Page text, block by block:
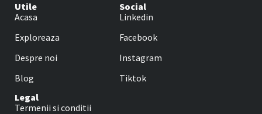
Utile
Acasa
Exploreaza
Despre noi
Blog
Social
Linkedin
Facebook
Instagram
Tiktok
Legal
Termenii si conditii